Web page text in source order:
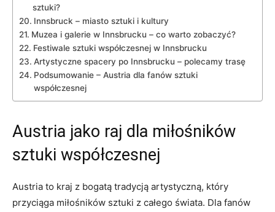
⁣sztuki?
Innsbruck‍ – miasto​ sztuki i kultury
Muzea i galerie w Innsbrucku – co warto zobaczyć?
Festiwale ‌sztuki współczesnej w Innsbrucku
Artystyczne spacery po‌ Innsbrucku – polecamy trasę
Podsumowanie – Austria dla ‍fanów sztuki
‍współczesnej
Austria jako raj⁢ dla⁢ miłośników
sztuki współczesnej
Austria to kraj z bogatą tradycją artystyczną, który
przyciąga ⁤miłośników sztuki z całego świata. Dla fanów